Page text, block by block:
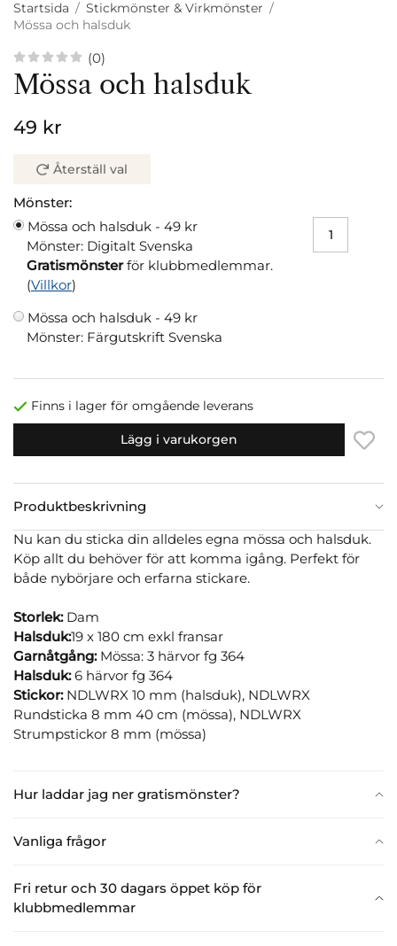
Startsida / Stickmönster & Virkmönster /
Mössa och halsduk
(0)
Mössa och halsduk
49 kr
Återställ val
Mönster:
Mössa och halsduk - 49 kr
Mönster: Digitalt Svenska
Gratismönsterför klubbmedlemmar.
(Villkor)
Mössa och halsduk - 49 kr
Mönster: Färgutskrift Svenska
Finns i lager för omgående leverans
Lägg i varukorgen
Produktbeskrivning
Hur laddar jag ner gratismönster?
Vanliga frågor
Fri retur och 30 dagars öppet köp för
klubbmedlemmar
Nu kan du sticka din alldeles egna mössa och halsduk.
Köp allt du behöver för att komma igång. Perfekt för
både nybörjare och erfarna stickare.
Storlek: Dam
Halsduk:19 x 180 cm exkl fransar
Garnåtgång:Mössa: 3 härvor fg 364
Halsduk:6 härvor fg 364
Stickor:NDLWRX 10 mm (halsduk), NDLWRX
Rundsticka 8 mm 40 cm (mössa), NDLWRX
Strumpstickor 8 mm (mössa)